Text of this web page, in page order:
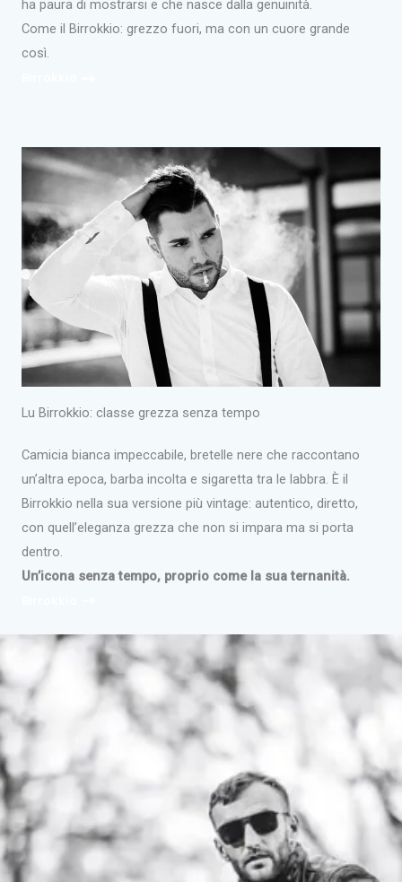
ha paura di mostrarsi e che nasce dalla genuinità.
Come il Birrokkio: grezzo fuori, ma con un cuore grande
così.
Lu Birrokkio: classe grezza senza tempo
Camicia bianca impeccabile, bretelle nere che raccontano
un’altra epoca, barba incolta e sigaretta tra le labbra. È il
Birrokkio nella sua versione più vintage: autentico, diretto,
con quell’eleganza grezza che non si impara ma si porta
dentro.
Un’icona senza tempo, proprio come la sua ternanità.